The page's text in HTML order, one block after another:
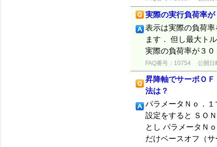
実際の実行負荷率
表示は実際の負荷
ます． 但し最大ト
実際の負荷率が３
FAQ番号：10754 公開日
昇降軸でサーボＯ
法は？
パラメータＮｏ．
設定をすると ＳＯ
とし パラメータＮ
だけベースオフ（